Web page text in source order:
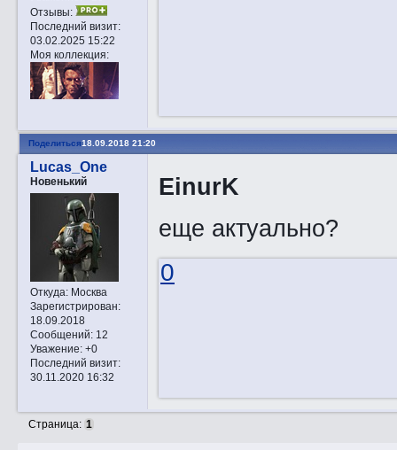
Отзывы:
Последний визит:
03.02.2025 15:22
Моя коллекция:
Поделиться18.09.2018 21:20
Lucas_One
Новенький
Откуда:Москва
Зарегистрирован:
18.09.2018
Сообщений:12
Уважение: +0
Последний визит:
30.11.2020 16:32
EinurK
еще актуально?
0
Страница: 1